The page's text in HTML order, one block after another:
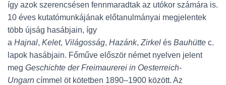
így azok szerencsésen fennmaradtak az utókor számára is.
10 éves kutatómunkájának előtanulmányai megjelentek
több újság hasábjain, így
a Hajnal, Kelet, Világosság, Hazánk, Zirkel és Bauhütte c.
lapok hasábjain. Főműve először német nyelven jelent
meg Geschichte der Freimaurerei in Oesterreich-
Ungarn címmel öt kötetben 1890–1900 között. Az